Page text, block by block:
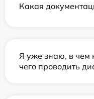
Какая
Я уже знаю, в чем
чего проводить